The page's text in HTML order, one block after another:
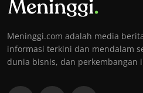
Meninggi.com adalah media
informasi terkini dan mendalam
dunia bisnis, dan perkembangan